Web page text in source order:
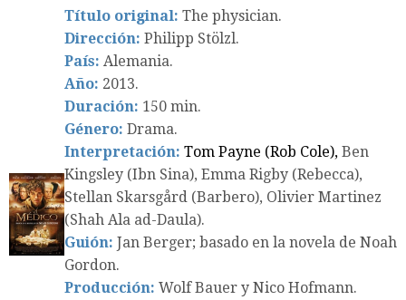
Título original: The physician.
Dirección: Philipp Stölzl.
País: Alemania.
Año: 2013.
Duración: 150 min.
Género: Drama.
Interpretación: Tom Payne (Rob Cole), Ben
Kingsley (Ibn Sina), Emma Rigby (Rebecca),
Stellan Skarsgård (Barbero), Olivier Martinez
(Shah Ala ad-Daula).
Guión: Jan Berger; basado en la novela de Noah
Gordon.
Producción: Wolf Bauer y Nico Hofmann.